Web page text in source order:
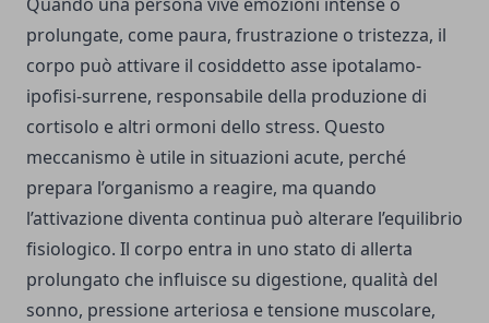
prolungate, come paura, frustrazione o tristezza, il
corpo può attivare il cosiddetto asse ipotalamo-
ipofisi-surrene, responsabile della produzione di
cortisolo e altri ormoni dello stress. Questo
meccanismo è utile in situazioni acute, perché
prepara l’organismo a reagire, ma quando
l’attivazione diventa continua può alterare l’equilibrio
fisiologico. Il corpo entra in uno stato di allerta
prolungato che influisce su digestione, qualità del
sonno, pressione arteriosa e tensione muscolare,